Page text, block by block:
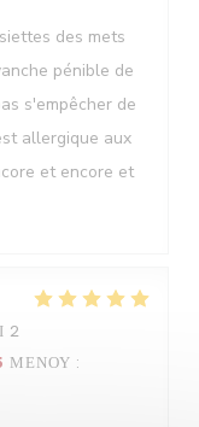
des mets
pénible de
s'empêcher de
allergique aux
et encore et
2
ΜΕΝΟΎ :